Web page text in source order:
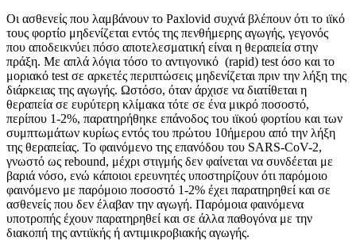
Οι ασθενείς που λαμβάνουν το Paxlovid συχνά βλέπουν ότι το ιϊκό
τους φορτίο μηδενίζεται εντός της πενθήμερης αγωγής, γεγονός
που αποδεικνύει πόσο αποτελεσματική είναι η θεραπεία στην
πράξη. Με απλά λόγια τόσο το αντιγονικό (rapid) test όσο και το
μοριακό test σε αρκετές περιπτώσεις μηδενίζεται πριν την λήξη της
διάρκειας της αγωγής. Ωστόσο, όταν άρχισε να διατίθεται η
θεραπεία σε ευρύτερη κλίμακα τότε σε ένα μικρό ποσοστό,
περίπου 1-2%, παρατηρήθηκε επάνοδος του ιϊκού φορτίου και των
συμπτωμάτων κυρίως εντός του πρώτου 10ήμερου από την λήξη
της θεραπείας. Το φαινόμενο της επανόδου του SARS-CoV-2,
γνωστό ως rebound, μέχρι στιγμής δεν φαίνεται να συνδέεται με
βαριά νόσο, ενώ κάποιοι ερευνητές υποστηρίζουν ότι παρόμοιο
φαινόμενο με παρόμοιο ποσοστό 1-2% έχει παρατηρηθεί και σε
ασθενείς που δεν έλαβαν την αγωγή. Παρόμοια φαινόμενα
υποτροπής έχουν παρατηρηθεί και σε άλλα παθογόνα με την
διακοπή της αντιϊκής ή αντιμικροβιακής αγωγής.